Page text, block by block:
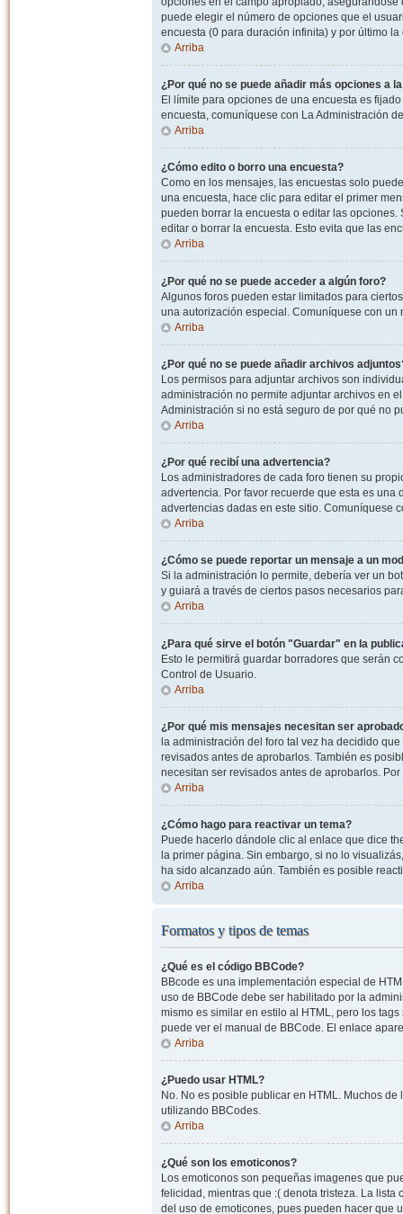
puede elegir el número de opciones que el
encuesta (0 para duración infinita) y por último
Arriba
¿Por qué no se puede añadir más opciones a
El límite para opciones de una encuesta es
encuesta, comuníquese con La Administración
Arriba
¿Cómo edito o borro una encuesta?
Como en los mensajes, las encuestas solo
una encuesta, hace clic para editar el primer
pueden borrar la encuesta o editar las
editar o borrar la encuesta. Esto evita que las
Arriba
¿Por qué no se puede acceder a algún foro?
Algunos foros pueden estar limitados para
una autorización especial. Comuníquese con
Arriba
¿Por qué no se puede añadir archivos
Los permisos para adjuntar archivos son
administración no permite adjuntar archivos en
Administración si no está seguro de por qué no
Arriba
¿Por qué recibí una advertencia?
Los administradores de cada foro tienen su
advertencia. Por favor recuerde que esta es
advertencias dadas en este sitio. Comuníquese
Arriba
¿Cómo se puede reportar un mensaje a un
Si la administración lo permite, debería ver un
y guiará a través de ciertos pasos necesarios
Arriba
¿Para qué sirve el botón "Guardar" en la
Esto le permitirá guardar borradores que serán
Control de Usuario.
Arriba
¿Por qué mis mensajes necesitan ser
la administración del foro tal vez ha decidido
revisados antes de aprobarlos. También es
necesitan ser revisados antes de aprobarlos.
Arriba
¿Cómo hago para reactivar un tema?
Puede hacerlo dándole clic al enlace que dice
la primer página. Sin embargo, si no lo
ha sido alcanzado aún. También es posible
Arriba
Formatos y tipos de temas
¿Qué es el código BBCode?
BBcode es una implementación especial de
uso de BBCode debe ser habilitado por la
mismo es similar en estilo al HTML, pero los
puede ver el manual de BBCode. El enlace
Arriba
¿Puedo usar HTML?
No. No es posible publicar en HTML. Muchos
utilizando BBCodes.
Arriba
¿Qué son los emoticonos?
Los emoticonos son pequeñas imagenes que
felicidad, mientras que :( denota tristeza. La
del uso de emoticones, pues pueden hacer que